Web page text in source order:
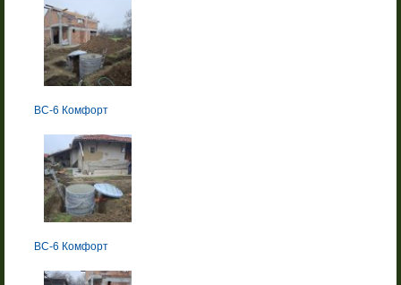
BC-6 Комфорт
BC-6 Комфорт